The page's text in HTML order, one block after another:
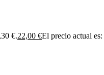
€.22,00 €El precio actual